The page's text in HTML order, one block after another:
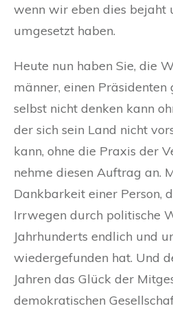
wenn wir eben dies bejaht
umgesetzt haben.
Heute nun haben Sie, die
männer, einen Präsidenten
selbst nicht denken kann
der sich sein Land nicht
kann, ohne die Praxis der
nehme diesen Auftrag an.
Dankbarkeit einer Person,
Irrwegen durch politische
Jahrhunderts endlich und
wiedergefunden hat. Und
Jahren das Glück der
demokratischen